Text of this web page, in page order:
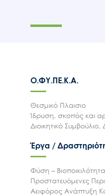
Ο.ΦΥ.ΠΕ.Κ.Α.
Θεσμικό Πλαισιο
Ίδρυση, σκοπός και
Διοικητικό
Έργα /
Φύση – Βιοποικιλότητα
Προστατευόμενες
Αειφόρος Ανάπτυξη